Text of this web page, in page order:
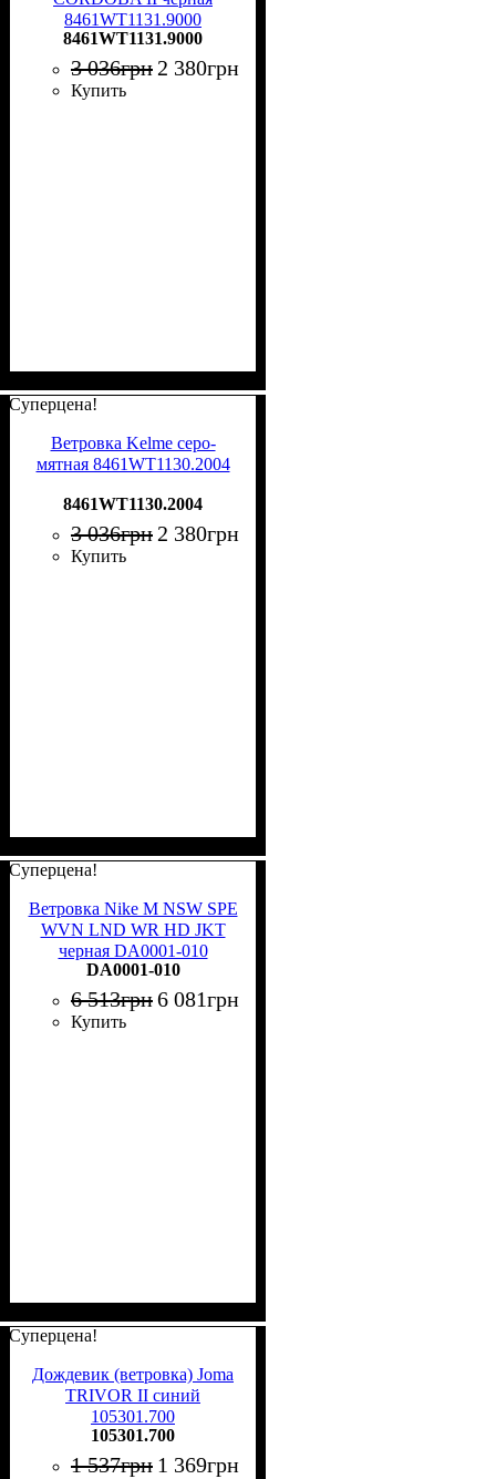
8461WT1131.9000
8461WT1131.9000
3 036грн 2 380грн
Купить
Суперцена!
Ветровка Kelme серо-
мятная 8461WT1130.2004
8461WT1130.2004
3 036грн 2 380грн
Купить
Суперцена!
Ветровка Nike M NSW SPE
WVN LND WR HD JKT
черная DA0001-010
DA0001-010
6 513грн6 081грн
Купить
Суперцена!
Дождевик (ветровка) Joma
TRIVOR II синий
105301.700
105301.700
1 537грн 1 369грн